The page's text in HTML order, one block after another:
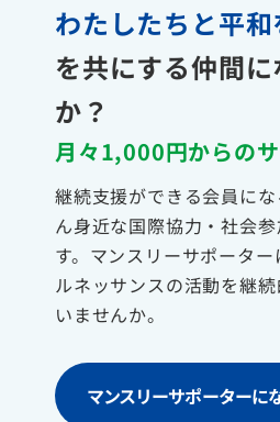
わたしたちと平和
を共にする仲間
か？
月々1,000円からの
継続支援ができる会員に
ん身近な国際協力・社会
す。マンスリーサポーター
ルネッサンスの活動を継
いませんか。
マンスリーサポーターに